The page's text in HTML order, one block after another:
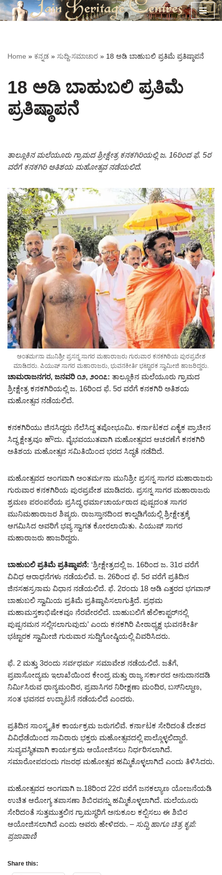
Home » ಕನ್ನಡ » ಸುದ್ದಿ-ಸಮಾಚಾರ » 18 ಅಡಿ ಬಾಹುಬಲಿ ಪ್ರತಿಮೆ ಪ್ರತಿಷ್ಠಾಪನೆ
18 ಅಡಿ ಬಾಹುಬಲಿ ಪ್ರತಿಮೆ
ಪ್ರತಿಷ್ಠಾಪನೆ
ತಾಲ್ಲೂಕಿನ ಮಲೆಯೂರು ಗ್ರಾಮದ ಶ್ರೀಕ್ಷೇತ್ರ ಕನಕಗಿರಿಯಲ್ಲಿ ಜ. 16ರಿಂದ ಫೆ. 5ರ
ವರೆಗೆ ಕನಕಗಿರಿ ಅತಿಶಯ ಮಹೋತ್ಸವ ನಡೆಯಲಿದೆ.
ಅಂತರ್ಮನಾ ಮುನಿಶ್ರೀ ಪ್ರಸನ್ನ ಸಾಗರ ಮಹಾರಾಜರು ಗುರುವಾರ ಕನಕಗಿರಿಯ ಪುರಪ್ರವೇಶ
ಮಾಡಿದರು. ಪಿಯುಷ್‌ ಸಾಗರ ಮಹಾರಾಜರು, ಭುವನಕೀರ್ತಿ ಭಟ್ಟಾರಕ ಸ್ವಾಮೀಜಿ ಹಾಜರಿದ್ದರು.
ಚಾಮರಾಜನಗರ, ಜನವರಿ ೧೨, ೨೦೧೭: ತಾಲ್ಲೂಕಿನ ಮಲೆಯೂರು ಗ್ರಾಮದ
ಶ್ರೀಕ್ಷೇತ್ರ ಕನಕಗಿರಿಯಲ್ಲಿ ಜ. 16ರಿಂದ ಫೆ. 5ರ ವರೆಗೆ ಕನಕಗಿರಿ ಅತಿಶಯ
ಮಹೋತ್ಸವ ನಡೆಯಲಿದೆ.
ಕನಕಗಿರಿಯು ಜಿನಸಿದ್ಧರು ನೆಲೆಸಿದ್ದ ತಪೋಭೂಮಿ. ಕರ್ನಾಟಕದ ಏಕೈಕ ಪ್ರಾಚೀನ
ಸಿದ್ಧ ಕ್ಷೇತ್ರವೂ ಹೌದು. ವೈಭವಯುತವಾಗಿ ಮಹೋತ್ಸವದ ಆಚರಣೆಗೆ ಕನಕಗಿರಿ
ಅತಿಶಯ ಮಹೋತ್ಸವ ಸಮಿತಿಯಿಂದ ಭರದ ಸಿದ್ಧತೆ ನಡೆದಿದೆ.
ಮಹೋತ್ಸವದ ಅಂಗವಾಗಿ ಅಂತರ್ಮನಾ ಮುನಿಶ್ರೀ ಪ್ರಸನ್ನ ಸಾಗರ ಮಹಾರಾಜರು
ಗುರುವಾರ ಕನಕಗಿರಿಯ ಪುರಪ್ರವೇಶ ಮಾಡಿದರು. ಪ್ರಸನ್ನ ಸಾಗರ ಮಹಾರಾಜರು
ಶ್ರಮಣ ಪರಂಪರೆಯ ಪ್ರಸಿದ್ಧ ಧರ್ಮಾಚಾರ್ಯರಾದ ಪುಷ್ಪದಂತ ಸಾಗರ
ಮುನಿಮಹಾರಾಜರ ಶಿಷ್ಯರು. ರಾಜಸ್ತಾನದಿಂದ ಕಾಲ್ನಡಿಗೆಯಲ್ಲಿ ಶ್ರೀಕ್ಷೇತ್ರಕ್ಕೆ
ಆಗಮಿಸಿದ ಅವರಿಗೆ ಭವ್ಯ ಸ್ವಾಗತ ಕೋರಲಾಯಿತು. ಪಿಯುಷ್‌ ಸಾಗರ
ಮಹಾರಾಜರು ಹಾಜರಿದ್ದರು.
ಬಾಹುಬಲಿ ಪ್ರತಿಮೆ ಪ್ರತಿಷ್ಠಾಪನೆ: ‘ಶ್ರೀಕ್ಷೇತ್ರದಲ್ಲಿ ಜ. 16ರಿಂದ ಜ. 31ರ ವರೆಗೆ
ವಿವಿಧ ಆರಾಧನೆಗಳು ನಡೆಯಲಿವೆ. ಜ. 26ರಿಂದ ಫೆ. 5ರ ವರೆಗೆ ಪ್ರತಿದಿನ
ಜಿನಸಹಸ್ರನಾಮ ವಿಧಾನ ನಡೆಯಲಿದೆ. ಫೆ. 2ರಂದು 18 ಅಡಿ ಎತ್ತರದ ಭಗವಾನ್‌
ಬಾಹುಬಲಿ ಸ್ವಾಮಿಯ ಪ್ರತಿಮೆ ಪ್ರತಿಷ್ಠಾಪಿಸಲಾಗುತ್ತಿದೆ. ಪ್ರಥಮ
ಮಹಾಮಸ್ತಕಾಭಿಷೇಕವೂ ನೆರವೇರಲಿದೆ. ಬಾಹುಬಲಿಗೆ ಹೆಲಿಕಾಪ್ಟರ್‌ನಲ್ಲಿ
ಪುಷ್ಪನಮನ ಸಲ್ಲಿಸಲಾಗುವುದು’ ಎಂದು ಕನಕಗಿರಿ ಪೀಠಾಧ್ಯಕ್ಷ ಭುವನಕೀರ್ತಿ
ಭಟ್ಟಾರಕ ಸ್ವಾಮೀಜಿ ಗುರುವಾರ ಸುದ್ದಿಗೋಷ್ಠಿಯಲ್ಲಿ ವಿವರಿಸಿದರು.
ಫೆ. 2 ಮತ್ತು 3ರಂದು ಸರ್ವಧರ್ಮ ಸಮಾವೇಶ ನಡೆಯಲಿದೆ. ಜತೆಗೆ,
ಪ್ರವಾಸೋದ್ಯಮ ಇಲಾಖೆಯಿಂದ ಕೇಂದ್ರ ಮತ್ತು ರಾಜ್ಯ ಸರ್ಕಾರದ ಅನುದಾನದಡಿ
ನಿರ್ಮಿಸಿರುವ ಧಾನ್ಯಮಂದಿರ, ಪ್ರವಾಸಿಗರ ನಿರೀಕ್ಷಣಾ ಮಂದಿರ, ಬಸ್‌ನಿಲ್ದಾಣ,
ಸಂತ ಭವನದ ಉದ್ಘಾಟನೆ ನಡೆಯಲಿದೆ ಎಂದರು.
ಪ್ರತಿದಿನ ಸಾಂಸ್ಕೃತಿಕ ಕಾರ್ಯಕ್ರಮ ಜರುಗಲಿವೆ. ಕರ್ನಾಟಕ ಸೇರಿದಂತೆ ದೇಶದ
ವಿವಿಧೆಡೆಯಿಂದ ಸಾವಿರಾರು ಭಕ್ತರು ಮಹೋತ್ಸವದಲ್ಲಿ ಪಾಲ್ಗೊಳ್ಳಲಿದ್ದಾರೆ.
ಸುವ್ಯವಸ್ಥಿತವಾಗಿ ಕಾರ್ಯಕ್ರಮ ಆಯೋಜಿಸಲು ನಿರ್ಧರಿಸಲಾಗಿದೆ.
ಸಮಾರೋಪದಂದು ಗಜರಥ ಮಹೋತ್ಸವ ಹಮ್ಮಿಕೊಳ್ಳಲಾಗಿದೆ ಎಂದು ತಿಳಿಸಿದರು.
ಮಹೋತ್ಸವದ ಅಂಗವಾಗಿ ಜ.18ರಿಂದ 22ರ ವರೆಗೆ ಜನಕಲ್ಯಾಣ ಯೋಜನೆಯಡಿ
ಉಚಿತ ಆರೋಗ್ಯ ತಪಾಸಣಾ ಶಿಬಿರವನ್ನು ಹಮ್ಮಿಕೊಳ್ಳಲಾಗಿದೆ. ಮಲೆಯೂರು
ಸೇರಿದಂತೆ ಸುತ್ತಮುತ್ತಲಿನ ಗ್ರಾಮಸ್ಥರಿಗೆ ಅನುಕೂಲ ಕಲ್ಪಿಸಲು ಈ ಶಿಬಿರ
ಆಯೋಜಿಸಲಾಗಿದೆ ಎಂದು ಅವರು ಹೇಳಿದರು. – ಸುದ್ದಿ ಹಾಗೂ ಚಿತ್ರ ಕೃಪೆ:
ಪ್ರಜಾವಾಣಿ
Share this: